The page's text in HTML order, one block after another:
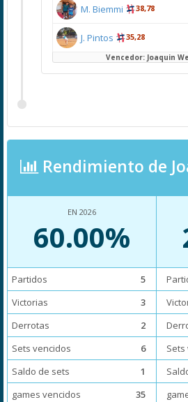
M. Biemmi 38,78
J. Pintos 35,28
Vencedor: Joaquin
Rendimiento de
EN 2026
60.00%
Partidos
5
Victorias
3
Derrotas
2
Sets vencidos
6
Saldo de sets
1
games vencidos
35
Sets